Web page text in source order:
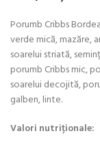
Porumb Cribbs
verde mică, mazăre,
soarelui striată,
porumb Cribbs mic,
soarelui decojită,
galben, linte.
Valori nutriționale: